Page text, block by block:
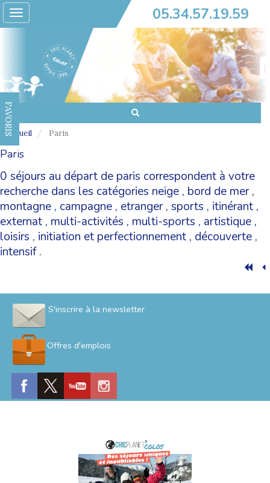
Toggle
navigation
05.34.57.19.59
FAVORIS
Accueil Paris
Paris
0 séjours au départ de paris correspondent à votre
recherche dans les catégories neige , bord de mer,
montagne , campagne , etranger, sports , itinérant ,
externat , multi-activités , multi-sports , artistique ,
loisirs , initiation et perfectionnement , découverte ,
intensif.
S'inscrire à la newsletter
Offres d'emplois